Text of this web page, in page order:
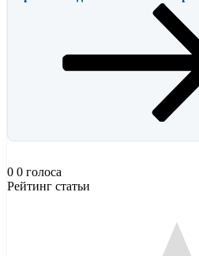
0 0 голоса
Рейтинг статьи